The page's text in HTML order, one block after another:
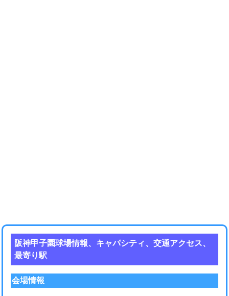
阪神甲子園球場情報、キャパシティ、交通アクセス、
最寄り駅
会場情報